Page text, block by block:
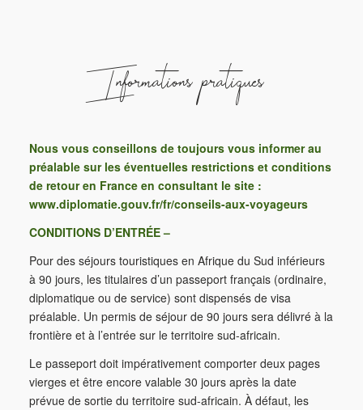
Informations pratiques
Nous vous conseillons de toujours vous informer au
préalable sur les éventuelles restrictions et conditions
de retour en France en consultant le site :
www.diplomatie.gouv.fr/fr/conseils-aux-voyageurs
CONDITIONS D’ENTRÉE –
Pour des séjours touristiques en Afrique du Sud inférieurs
à 90 jours, les titulaires d’un passeport français (ordinaire,
diplomatique ou de service) sont dispensés de visa
préalable. Un permis de séjour de 90 jours sera délivré à la
frontière et à l’entrée sur le territoire sud-africain.
Le passeport doit impérativement comporter deux pages
vierges et être encore valable 30 jours après la date
prévue de sortie du territoire sud-africain. À défaut, les